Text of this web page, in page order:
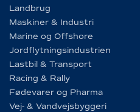
Landbrug
Maskiner & Industri
Marine og Offshore
Jordflytningsindustrien
Lastbil & Transport
Racing & Rally
Fødevarer og Pharma
Vej- & Vandvejsbyggeri